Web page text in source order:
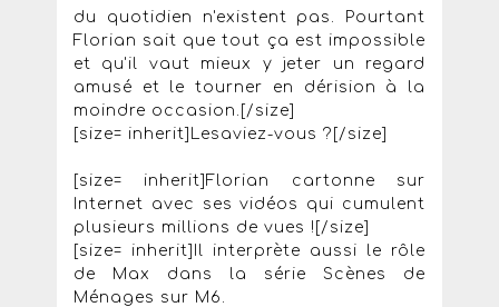
du quotidien n'existent pas. Pourtant
Florian sait que tout ça est impossible
et qu'il vaut mieux y jeter un regard
amusé et le tourner en dérision à la
moindre occasion.[/size]
[size= inherit]Lesaviez-vous ?[/size]
[size= inherit]Florian cartonne sur
Internet avec ses vidéos qui cumulent
plusieurs millions de vues ![/size]
[size= inherit]Il interprète aussi le rôle
de Max dans la série Scènes de
Ménages sur M6.